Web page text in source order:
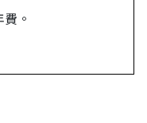
。